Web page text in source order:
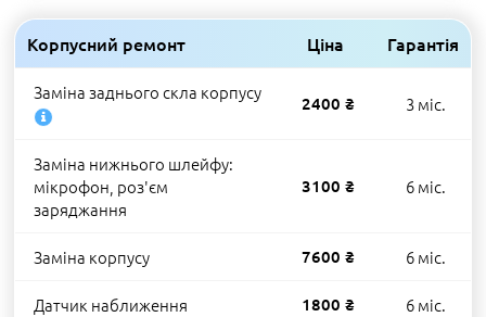
Корпусний ремонт Ціна Гарантія
Заміна заднього скла корпусу 2400 ₴ 3 міс.
Заміна нижнього шлейфу:
мікрофон, роз'єм
заряджання
3100 ₴ 6 міс.
Заміна корпусу 7600 ₴ 6 міс.
Датчик наближення 1800 ₴ 6 міс.